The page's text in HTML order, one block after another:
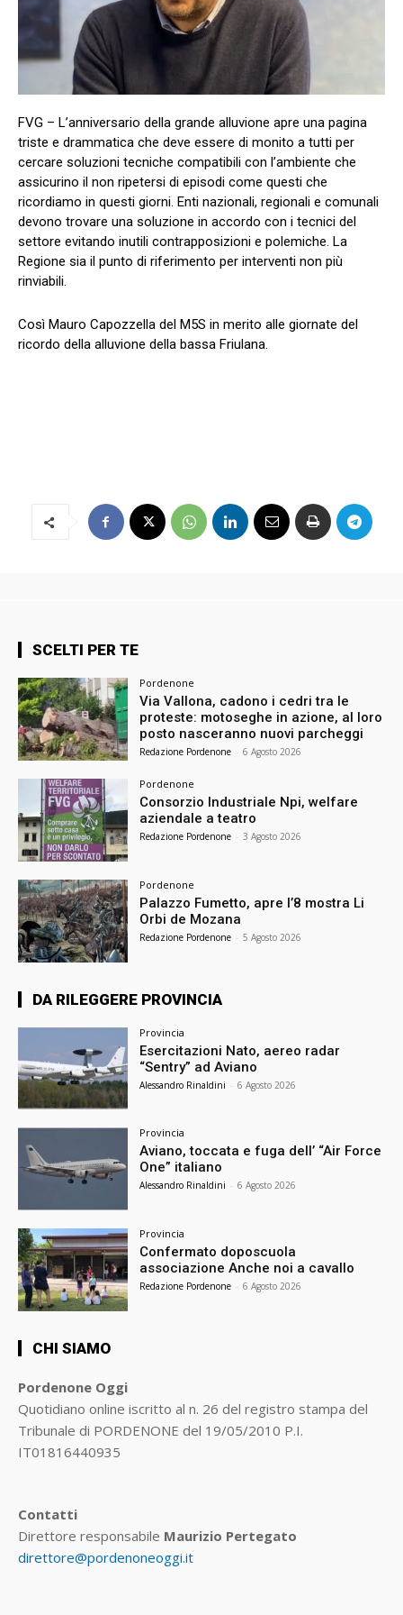
FVG – L’anniversario della grande alluvione apre una pagina
triste e drammatica che deve essere di monito a tutti per
cercare soluzioni tecniche compatibili con l’ambiente che
assicurino il non ripetersi di episodi come questi che
ricordiamo in questi giorni. Enti nazionali, regionali e comunali
devono trovare una soluzione in accordo con i tecnici del
settore evitando inutili contrapposizioni e polemiche. La
Regione sia il punto di riferimento per interventi non più
rinviabili.
Così Mauro Capozzella del M5S in merito alle giornate del
ricordo della alluvione della bassa Friulana.
SCELTI PER TE
Pordenone
Via Vallona, cadono i cedri tra le
proteste: motoseghe in azione, al loro
posto nasceranno nuovi parcheggi
Redazione Pordenone - 6 Agosto 2026
Pordenone
Consorzio Industriale Npi, welfare
aziendale a teatro
Redazione Pordenone - 3 Agosto 2026
Pordenone
Palazzo Fumetto, apre l’8 mostra Li
Orbi de Mozana
Redazione Pordenone - 5 Agosto 2026
DA RILEGGERE PROVINCIA
Provincia
Esercitazioni Nato, aereo radar
“Sentry” ad Aviano
Alessandro Rinaldini - 6 Agosto 2026
Provincia
Aviano, toccata e fuga dell’ “Air Force
One” italiano
Alessandro Rinaldini - 6 Agosto 2026
Provincia
Confermato doposcuola
associazione Anche noi a cavallo
Redazione Pordenone - 6 Agosto 2026
CHI SIAMO
Pordenone Oggi
Quotidiano online iscritto al n. 26 del registro stampa del
Tribunale di PORDENONE del 19/05/2010 P.I.
IT01816440935
Contatti
Direttore responsabile Maurizio Pertegato
direttore@pordenoneoggi.it